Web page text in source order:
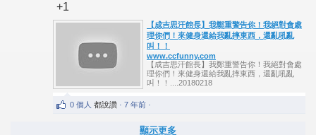
+1
【成吉思汗館長】我鄭重警告你！我絕對會處
理你們！來健身還給我亂摔東西，還亂吼亂
叫！！
www.ccfunny.com
【成吉思汗館長】我鄭重警告你！我絕對會處
理你們！來健身還給我亂摔東西，還亂吼亂
叫！！....20180218
0 個人 都說讚 · 7 年前 ·
顯示更多